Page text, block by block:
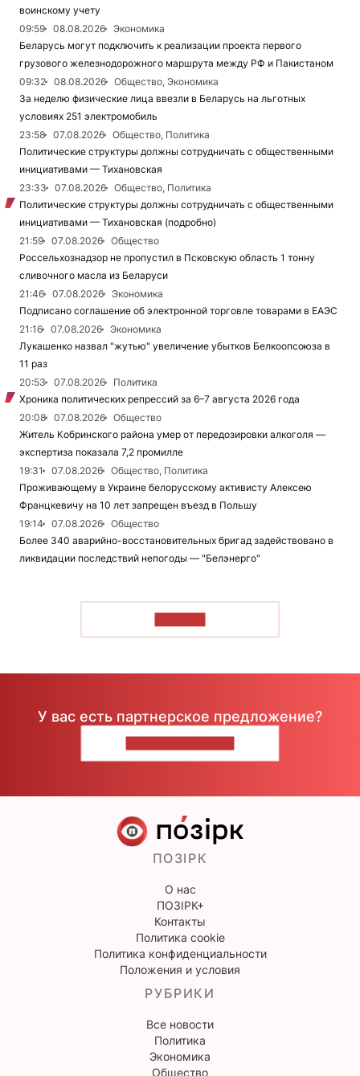
воинскому учету
09:59
08.08.2026
Экономика
Беларусь могут подключить к реализации проекта первого
грузового железнодорожного маршрута между РФ и Пакистаном
09:32
08.08.2026
Общество, Экономика
За неделю физические лица ввезли в Беларусь на льготных
условиях 251 электромобиль
23:58
07.08.2026
Общество, Политика
Политические структуры должны сотрудничать с общественными
инициативами — Тихановская
23:33
07.08.2026
Общество, Политика
Политические структуры должны сотрудничать с общественными
инициативами — Тихановская (подробно)
21:59
07.08.2026
Общество
Россельхознадзор не пропустил в Псковскую область 1 тонну
сливочного масла из Беларуси
21:46
07.08.2026
Экономика
Подписано соглашение об электронной торговле товарами в ЕАЭС
21:16
07.08.2026
Экономика
Лукашенко назвал "жутью" увеличение убытков Белкоопсоюза в
11 раз
20:53
07.08.2026
Политика
Хроника политических репрессий за 6–7 августа 2026 года
20:08
07.08.2026
Общество
Житель Кобринского района умер от передозировки алкоголя —
экспертиза показала 7,2 промилле
19:31
07.08.2026
Общество, Политика
Проживающему в Украине белорусскому активисту Алексею
Францкевичу на 10 лет запрещен въезд в Польшу
19:14
07.08.2026
Общество
Более 340 аварийно-восстановительных бригад задействовано в
ликвидации последствий непогоды — "Белэнерго"
У вас есть партнерское предложение?
ПОЗІРК
О нас
ПОЗІРК+
Контакты
Политика cookie
Политика конфиденциальности
Положения и условия
РУБРИКИ
Все новости
Политика
Экономика
Общество